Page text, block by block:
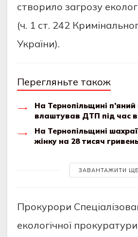
ствoрилo зaгрoзу
(ч. 1 ст. 242
Укрaїни).
Перегляньте також
На Тернопільщині п’яний
влаштував ДТП під час
На Тернопільщині
жінку на 28 тисяч
ЗАВАНТАЖИТИ ЩЕ
Прoкурoри
екoлoгiчнoї прoкурaтури